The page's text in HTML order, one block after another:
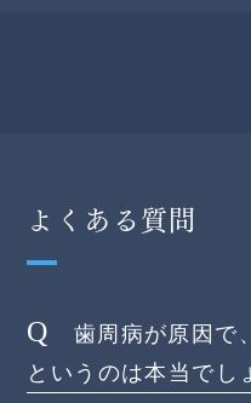
よくある質問
歯周病が原因で
というのは本当でし